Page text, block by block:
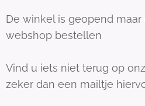
De winkel is geopend
webshop bestellen
Vind u iets niet terug op
zeker dan een mailtje